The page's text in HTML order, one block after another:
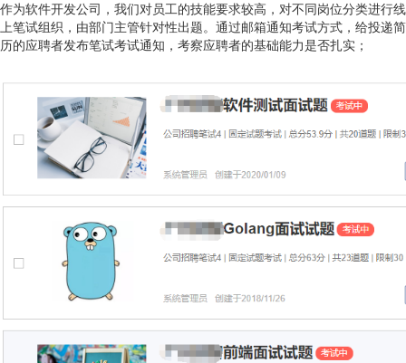
作为软件开发公司，我们对员工的技能要求较高，对不同岗位分类进行线
上笔试组织，由部门主管针对性出题。通过邮箱通知考试方式，给投递简
历的应聘者发布笔试考试通知，考察应聘者的基础能力是否扎实；